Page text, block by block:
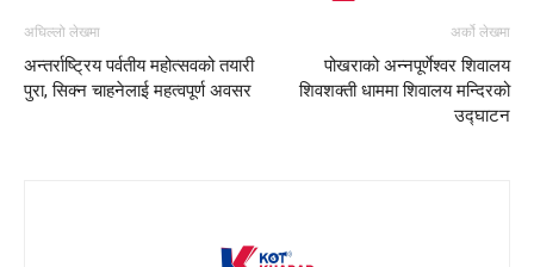
अघिल्लो लेखमा
अन्तर्राष्ट्रिय पर्वतीय महोत्सवको तयारी
पुरा, सिक्न चाहनेलाई महत्वपूर्ण अवसर
अर्को लेखमा
पोखराको अन्नपूर्णेश्वर शिवालय
शिवशक्ती धाममा शिवालय मन्दिरको
उद्घाटन